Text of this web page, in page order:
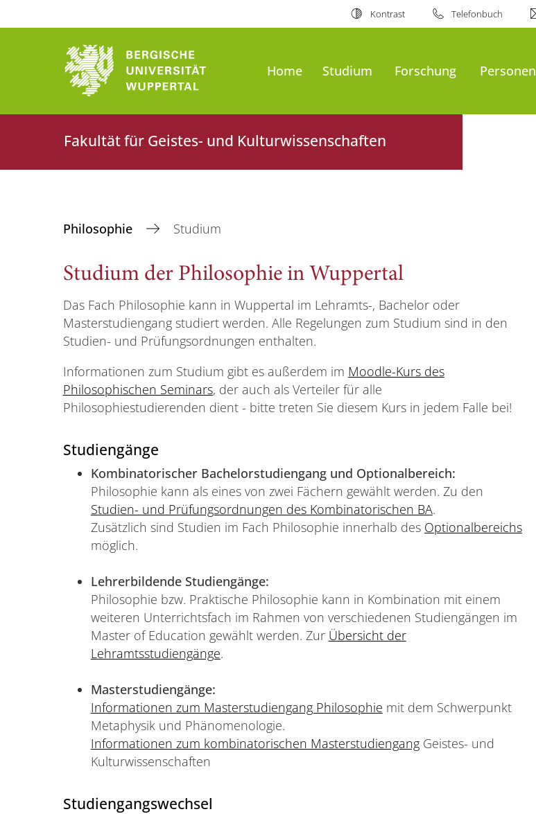
Kontrast Telefonbuch
Home Studium Forschung Personen
Fakultät für Geistes- und Kulturwissenschaften
Philosophie Studium
Studium der Philosophie in Wuppertal
Das Fach Philosophie kann in Wuppertal im Lehramts-, Bachelor oder
Masterstudiengang studiert werden. Alle Regelungen zum Studium sind in den
Studien- und Prüfungsordnungen enthalten.
Informationen zum Studium gibt es außerdem im Moodle-Kurs des
Philosophischen Seminars, der auch als Verteiler für alle
Philosophiestudierenden dient - bitte treten Sie diesem Kurs in jedem Falle bei!
Studiengänge
Kombinatorischer Bachelorstudiengang und Optionalbereich:
Philosophie kann als eines von zwei Fächern gewählt werden. Zu den
Studien- und Prüfungsordnungen des Kombinatorischen BA.
Zusätzlich sind Studien im Fach Philosophie innerhalb des Optionalbereichs
möglich.
Lehrerbildende Studiengänge:
Philosophie bzw. Praktische Philosophie kann in Kombination mit einem
weiteren Unterrichtsfach im Rahmen von verschiedenen Studiengängen im
Master of Education gewählt werden. Zur Übersicht der
Lehramtsstudiengänge.
Masterstudiengänge:
Informationen zum Masterstudiengang Philosophie mit dem Schwerpunkt
Metaphysik und Phänomenologie.
Informationen zum kombinatorischen MasterstudiengangGeistes- und
Kulturwissenschaften
Studiengangswechsel